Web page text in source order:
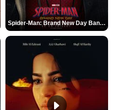
Spider-Man: Brand New Day Bande-annonce VO STFR